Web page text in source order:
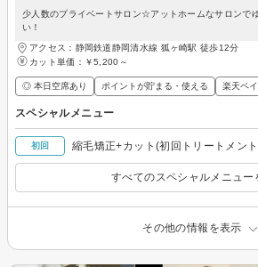
少人数のプライベートサロン☆アットホームなサロンで
い！
アクセス：静岡鉄道静岡清水線 狐ヶ崎駅 徒歩12分
カット単価： ￥5,200～
◎ 本日空席あり ポイントが貯まる・使える 楽天ペ
スペシャルメニュー
初回 縮毛矯正+カット(初回トリートメント
すべてのスペシャルメニュー
その他の情報を表示